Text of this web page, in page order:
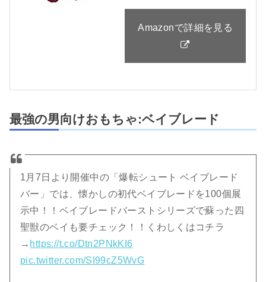
Amazonで詳細を見る
最強の男向けおもちゃ:ベイブレード
1月7日より開催中の「爆転シュート ベイブレード
バー」では、懐かしの初代ベイブレードを100個展
示中！！ベイブレードバーストシリーズで蘇った四
聖獣のベイも要チェック！！くわしくはコチラ
→ https://t.co/Dtn2PNkKI6
pic.twitter.com/SI99cZ5WvG